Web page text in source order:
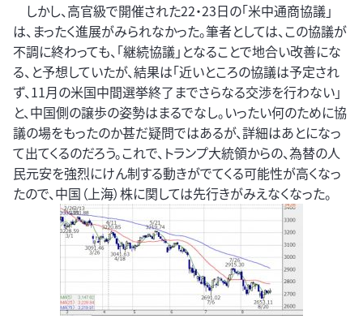
しかし、高官級で開催された22・23日の「米中通商協議」
は、まったく進展がみられなかった。筆者としては、この協議が
不調に終わっても、「継続協議」となることで地合い改善にな
る、と予想していたが、結果は「近いところの協議は予定され
ず、11月の米国中間選挙終了までさらなる交渉を行わない」
と、中国側の譲歩の姿勢はまるでなし。いったい何のために協
議の場をもったのか甚だ疑問ではあるが、詳細はあとになっ
て出てくるのだろう。これで、トランプ大統領からの、為替の人
民元安を強烈にけん制する動きがでてくる可能性が高くなっ
たので、中国（上海）株に関しては先行きがみえなくなった。